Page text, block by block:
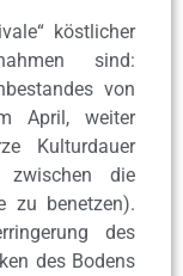
köstlicher
sind:
von
April, weiter
Kulturdauer
zwischen die
zu benetzen).
des
des Bodens